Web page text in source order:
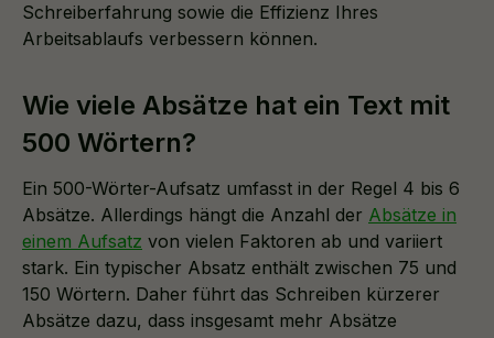
Schreiberfahrung sowie die Effizienz Ihres
Arbeitsablaufs verbessern können.
Wie viele Absätze hat ein Text mit
500 Wörtern?
Ein 500-Wörter-Aufsatz umfasst in der Regel 4 bis 6
Absätze. Allerdings hängt die Anzahl der Absätze in
einem Aufsatz von vielen Faktoren ab und variiert
stark. Ein typischer Absatz enthält zwischen 75 und
150 Wörtern. Daher führt das Schreiben kürzerer
Absätze dazu, dass insgesamt mehr Absätze